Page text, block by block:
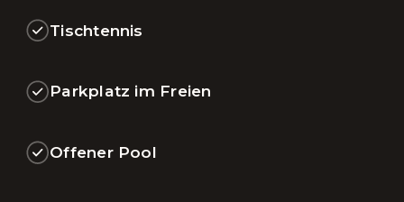
Tischtennis
Parkplatz im Freien
Offener Pool